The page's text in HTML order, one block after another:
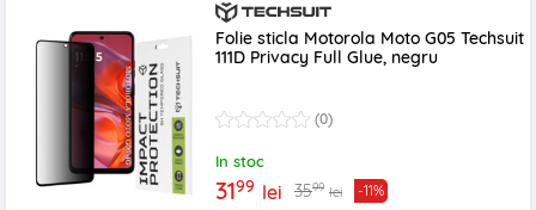
Folie sticla Motorola Moto G05 Techsuit
111D Privacy Full Glue, negru
(0)
In stoc
3199 lei 3599 lei -11%